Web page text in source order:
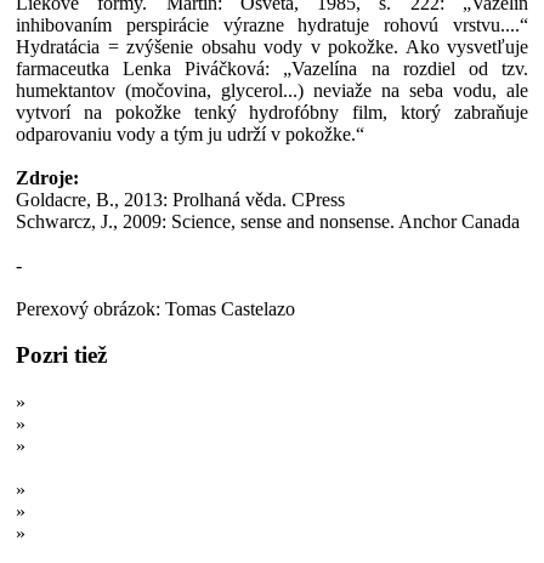
inhibovaním perspirácie výrazne hydratuje rohovú vrstvu....“
Hydratácia = zvýšenie obsahu vody v pokožke. Ako vysvetľuje
farmaceutka Lenka Piváčková: „Vazelína na rozdiel od tzv.
humektantov (močovina, glycerol...) neviaže na seba vodu, ale
vytvorí na pokožke tenký hydrofóbny film, ktorý zabraňuje
odparovaniu vody a tým ju udrží v pokožke.“
Zdroje:
Goldacre, B., 2013: Prolhaná věda. CPress
Schwarcz, J., 2009: Science, sense and nonsense. Anchor Canada
-
Perexový obrázok: Tomas Castelazo
Pozri tiež
»
»
»
»
»
»